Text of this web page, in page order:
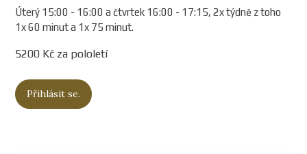
Úterý 15:00 - 16:00 a čtvrtek 16:00 - 17:15, 2x týdně z toho
1x 60 minut a 1x 75 minut.
5200 Kč za pololetí
Přihlásit se.